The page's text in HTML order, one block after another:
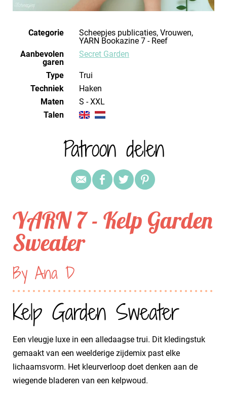
Categorie
Scheepjes publicaties, Vrouwen,
YARN Bookazine 7 - Reef
Aanbevolen
garen
Secret Garden
Type
Trui
Techniek
haken
Maten
S - XXL
Talen
Patroon delen
YARN 7 - Kelp Garden
Sweater
By Ana D
Kelp Garden Sweater
Een vleugje luxe in een alledaagse trui. Dit kledingstuk
gemaakt van een weelderige zijdemix past elke
lichaamsvorm. Het kleurverloop doet denken aan de
wiegende bladeren van een kelpwoud.